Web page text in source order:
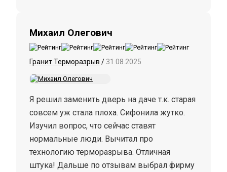
Нареканий нет.
Михаил Олегович
Гранит Терморазрыв / 31.08.2025
Я решил заменить дверь на даче т.к. старая
совсем уж стала плоха. Сифонила жутко.
Изучил вопрос, что сейчас ставят
нормальные люди. Вычитал про
технологию терморазрыва. Отличная
штука! Дальше по отзывам выбрал фирму